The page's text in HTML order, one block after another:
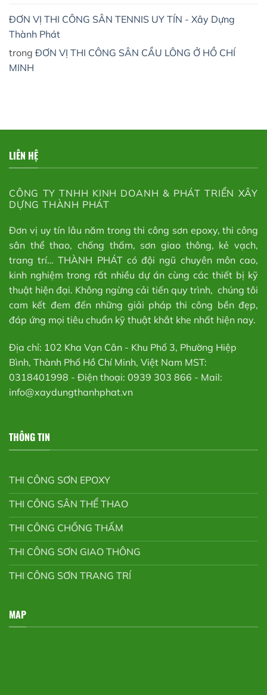
ĐƠN VỊ THI CÔNG SÂN TENNIS UY TÍN - Xây Dựng
Thành Phát
trong ĐƠN VỊ THI CÔNG SÂN CẦU LÔNG Ở HỒ CHÍ
MINH
LIÊN HỆ
CÔNG TY TNHH KINH DOANH & PHÁT TRIỂN XÂY
DỰNG THÀNH PHÁT
Đơn vị uy tín lâu năm trong thi công sơn epoxy, thi công
sân thể thao, chống thấm, sơn giao thông, kẻ vạch,
trang trí… THÀNH PHÁT có đội ngũ chuyên môn cao,
kinh nghiệm trong rất nhiều dự án cùng các thiết bị kỹ
thuật hiện đại. Không ngừng cải tiến quy trình, chúng tôi
cam kết đem đến những giải pháp thi công bền đẹp,
đáp ứng mọi tiêu chuẩn kỹ thuật khắt khe nhất hiện nay.
Địa chỉ: 102 Kha Vạn Cân - Khu Phố 3, Phường Hiệp
Bình, Thành Phố Hồ Chí Minh, Việt Nam MST:
0318401998 - Điện thoại: 0939 303 866 - Mail:
info@xaydungthanhphat.vn
THÔNG TIN
THI CÔNG SƠN EPOXY
THI CÔNG SÂN THỂ THAO
THI CÔNG CHỐNG THẤM
THI CÔNG SƠN GIAO THÔNG
THI CÔNG SƠN TRANG TRÍ
MAP